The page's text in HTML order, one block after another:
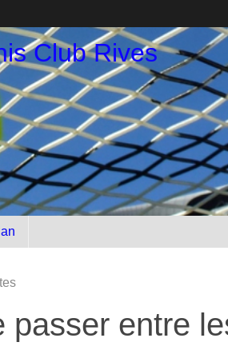
Club Rives
entre